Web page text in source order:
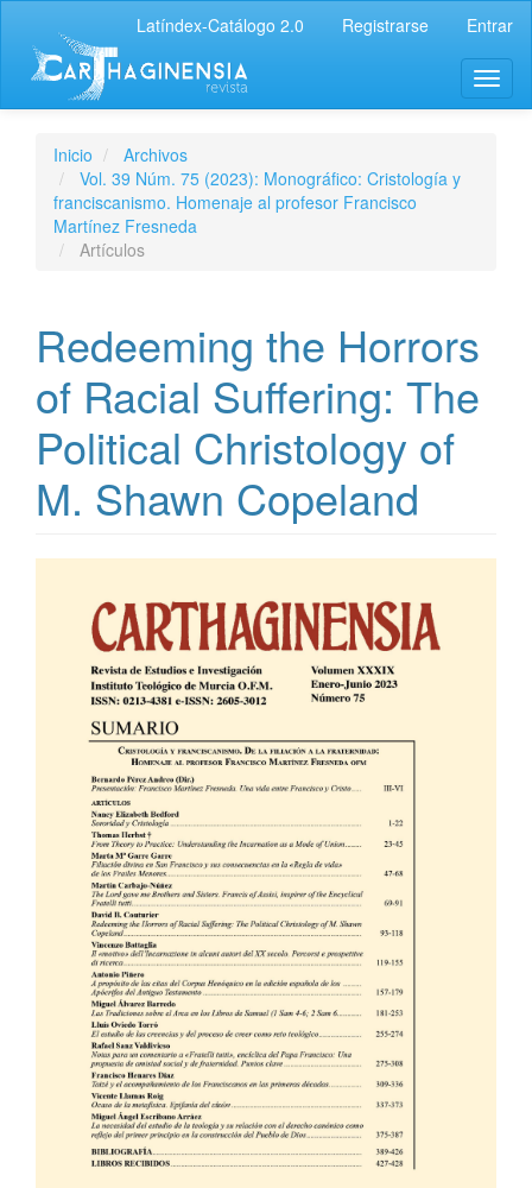
Latíndex-Catálogo 2.0 Registrarse Entrar
Inicio
Archivos
Vol. 39 Núm. 75 (2023): Monográfico: Cristología y
franciscanismo. Homenaje al profesor Francisco
Martínez Fresneda
Artículos
Redeeming the Horrors
of Racial Suffering: The
Political Christology of
M. Shawn Copeland